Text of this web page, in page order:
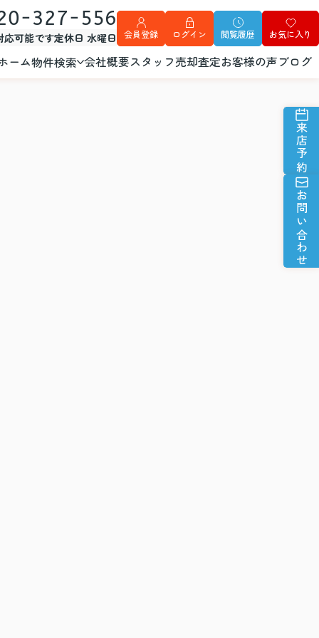
327-556
応可能です定休日 水曜日 会員登録 ログイン 閲覧履歴 お気に入り
ーム物件検索 会社概要スタッフ売却査定お客様の声ブログ
来店予約
お問い合わせ